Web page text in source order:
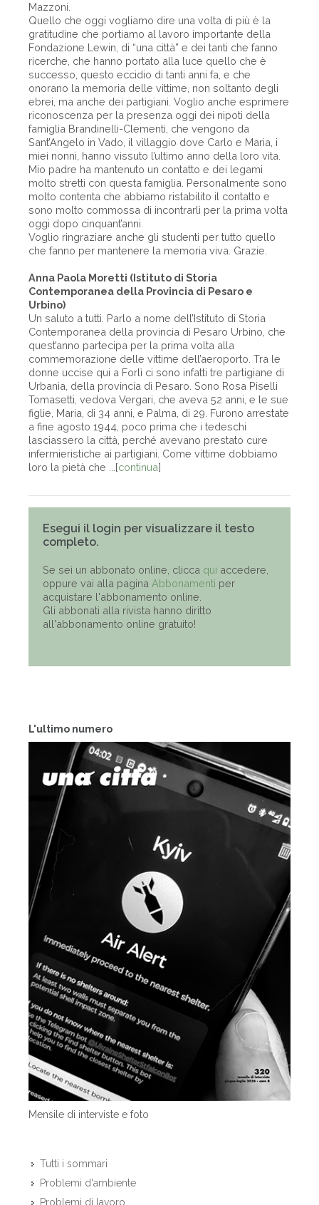
L'ultimo numero
Mensile di interviste e foto
Tutti i sommari
Problemi d'ambiente
Problemi di lavoro
Mazzoni.
Quello che oggi vogliamo dire una volta di più è la
gratitudine che portiamo al lavoro importante della
Fondazione Lewin, di “una città” e dei tanti che fanno
ricerche, che hanno portato alla luce quello che è
successo, questo eccidio di tanti anni fa, e che
onorano la memoria delle vittime, non soltanto degli
ebrei, ma anche dei partigiani. Voglio anche esprimere
riconoscenza per la presenza oggi dei nipoti della
famiglia Brandinelli-Clementi, che vengono da
Sant’Angelo in Vado, il villaggio dove Carlo e Maria, i
miei nonni, hanno vissuto l’ultimo anno della loro vita.
Mio padre ha mantenuto un contatto e dei legami
molto stretti con questa famiglia. Personalmente sono
molto contenta che abbiamo ristabilito il contatto e
sono molto commossa di incontrarli per la prima volta
oggi dopo cinquant’anni.
Voglio ringraziare anche gli studenti per tutto quello
che fanno per mantenere la memoria viva. Grazie.
Anna Paola Moretti (Istituto di Storia
Contemporanea della Provincia di Pesaro e
Urbino)
Un saluto a tutti. Parlo a nome dell’Istituto di Storia
Contemporanea della provincia di Pesaro Urbino, che
quest’anno partecipa per la prima volta alla
commemorazione delle vittime dell’aeroporto. Tra le
donne uccise qui a Forlì ci sono infatti tre partigiane di
Urbania, della provincia di Pesaro. Sono Rosa Piselli
Tomasetti, vedova Vergari, che aveva 52 anni, e le sue
figlie, Maria, di 34 anni, e Palma, di 29. Furono arrestate
a fine agosto 1944, poco prima che i tedeschi
lasciassero la città, perché avevano prestato cure
infermieristiche ai partigiani. Come vittime dobbiamo
loro la pietà che ...[continua]
Esegui il login per visualizzare il testo
completo.
Se sei un abbonato online, clicca qui accedere,
oppure vai alla pagina Abbonamenti per
acquistare l'abbonamento online.
Gli abbonati alla rivista hanno diritto
all'abbonamento online gratuito!